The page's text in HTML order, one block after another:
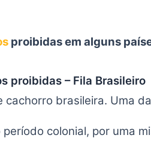
proibidas em alguns
proibidas – Fila Brasileiro
cachorro brasileira. Uma
período colonial, por uma